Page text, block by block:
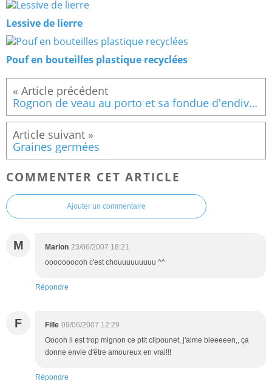
Lessive de lierre
Pouf en bouteilles plastique recyclées
Rognon de veau au porto et sa fondue d'endives
Graines germées
COMMENTER CET ARTICLE
Ajouter un commentaire
M Marion 23/06/2007 18:21
oooooooooh c'est chouuuuuuuuu ^^
Répondre
F Fille 09/06/2007 12:29
Ooooh il est trop mignon ce ptit clipounet, j'aime bieeeeen,, ça
donne envie d'être amoureux en vrai!!!
Répondre